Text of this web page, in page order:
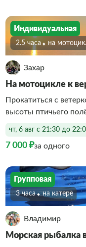
Индивидуальная
2.5 часа На
Захар
На мотоцикле к
Прокатиться с
высоты птичьего
чт, 6 авг с 21:30 до
7 000 ₽за одного
Групповая
3 часа На катере
Владимир
Морская рыбалка